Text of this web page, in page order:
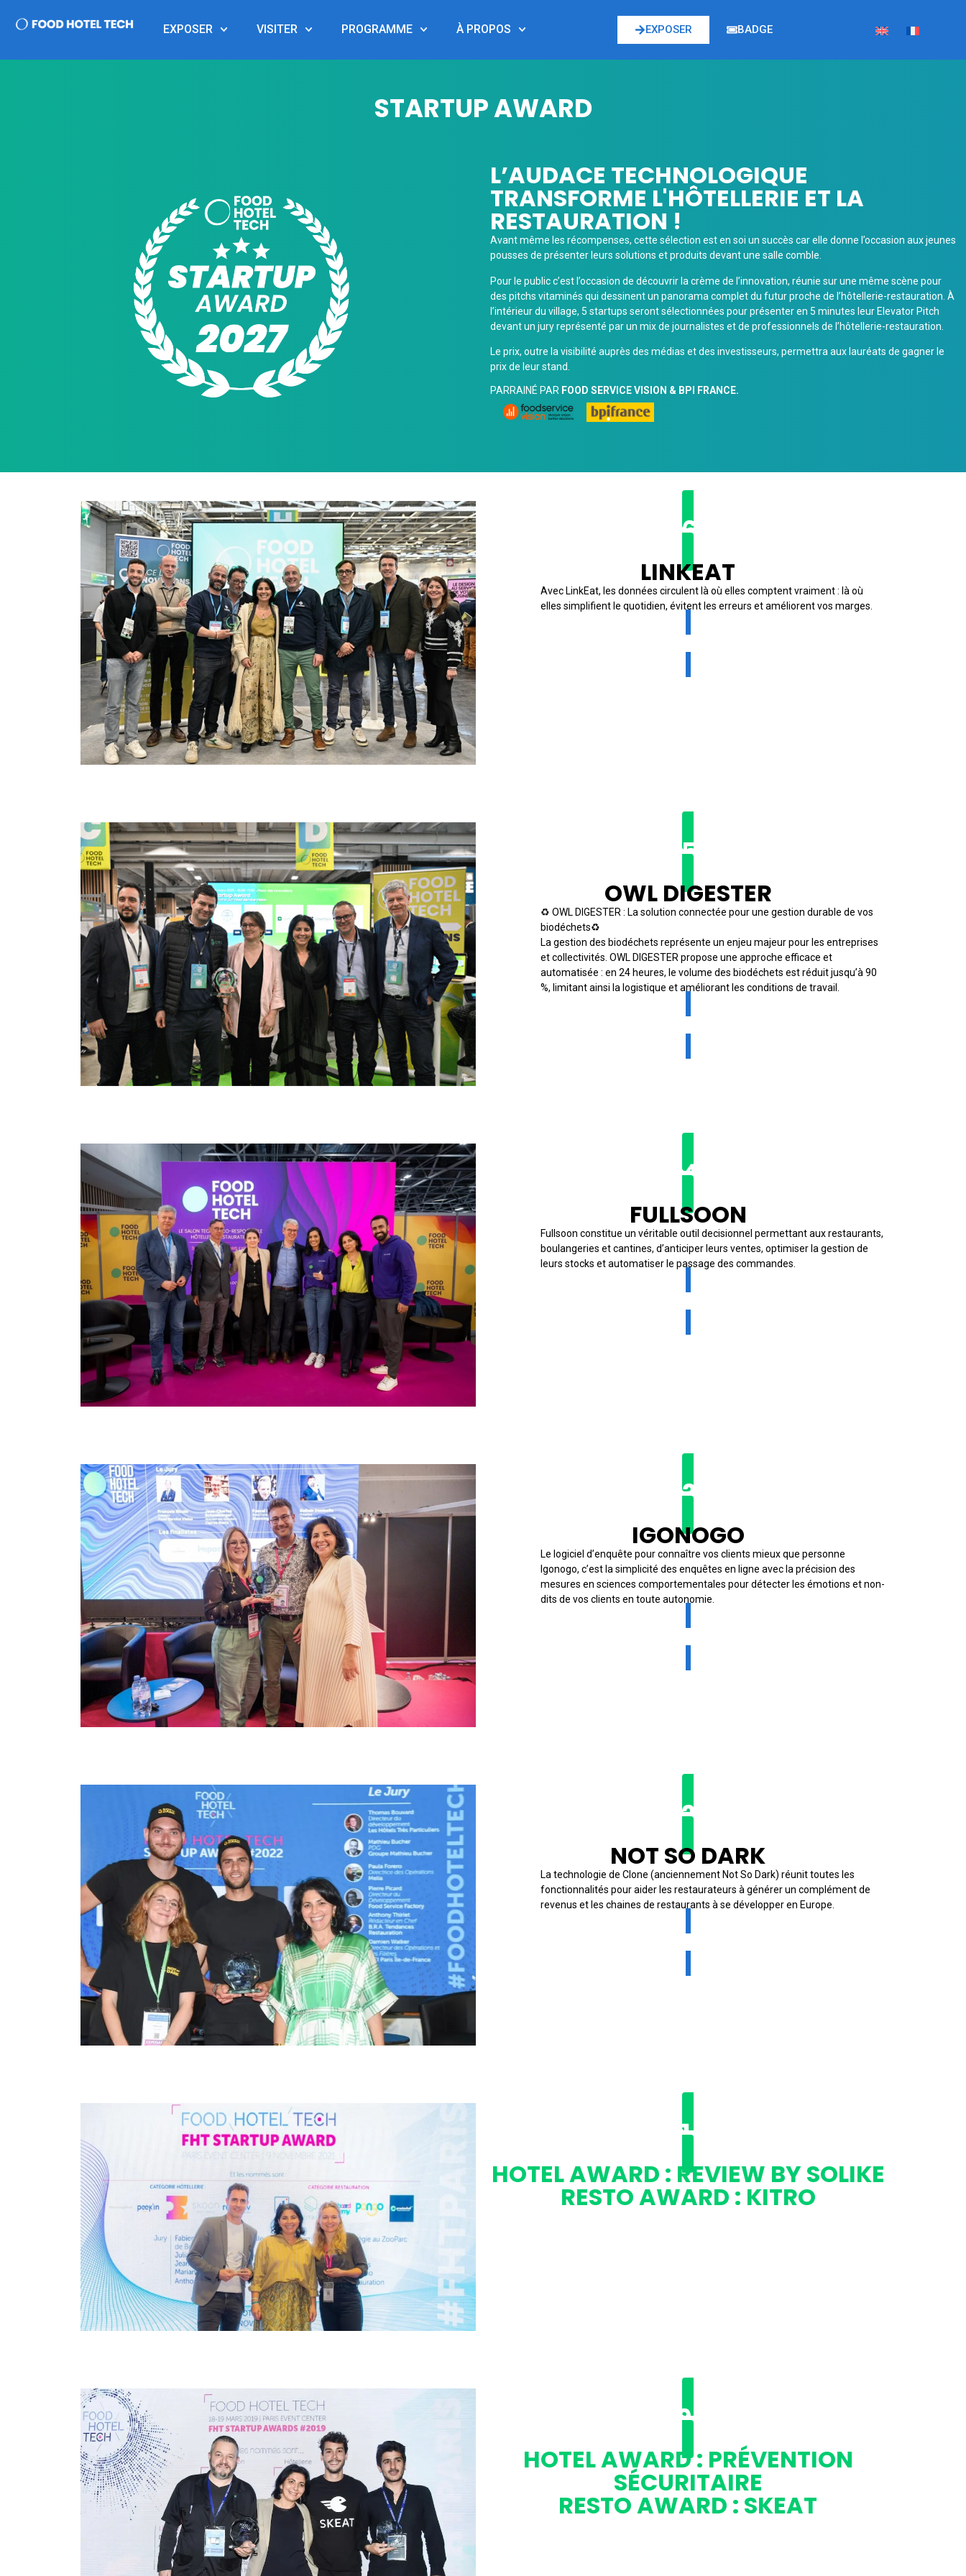
EXPOSER VISITER PROGRAMME À PROPOS EXPOSER BADGE
STARTUP AWARD
L’AUDACE TECHNOLOGIQUE
TRANSFORME L'HÔTELLERIE ET LA
RESTAURATION !
Avant même les récompenses, cette sélection est en soi un succès car elle donne l’occasion aux jeunes
pousses de présenter leurs solutions et produits devant une salle comble.
Pour le public c’est l’occasion de découvrir la crème de l’innovation, réunie sur une même scène pour
des pitchs vitaminés qui dessinent un panorama complet du futur proche de l’hôtellerie-restauration. À
l’intérieur du village, 5 startups seront sélectionnées pour présenter en 5 minutes leur Elevator Pitch
devant un jury représenté par un mix de journalistes et de professionnels de l’hôtellerie-restauration.
Le prix, outre la visibilité auprès des médias et des investisseurs, permettra aux lauréats de gagner le
prix de leur stand.
PARRAINÉ PAR FOOD SERVICE VISION & BPI FRANCE.
★ LAURÉAT 2026 ★
LINKEAT
Avec LinkEat, les données circulent là où elles comptent vraiment : là où
elles simplifient le quotidien, évitent les erreurs et améliorent vos marges.
★ LAURÉAT 2025 ★
OWL DIGESTER
♻️ OWL DIGESTER : La solution connectée pour une gestion durable de vos
biodéchets♻️
La gestion des biodéchets représente un enjeu majeur pour les entreprises
et collectivités. OWL DIGESTER propose une approche efficace et
automatisée : en 24 heures, le volume des biodéchets est réduit jusqu’à 90
%, limitant ainsi la logistique et améliorant les conditions de travail.
★ LAURÉAT 2024 ★
FULLSOON
Fullsoon constitue un véritable outil decisionnel permettant aux restaurants,
boulangeries et cantines, d’anticiper leurs ventes, optimiser la gestion de
leurs stocks et automatiser le passage des commandes.
★ LAURÉAT 2023 ★
IGONOGO
Le logiciel d’enquête pour connaître vos clients mieux que personne
Igonogo, c’est la simplicité des enquêtes en ligne avec la précision des
mesures en sciences comportementales pour détecter les émotions et non-
dits de vos clients en toute autonomie.
★ LAURÉAT 2022 ★
NOT SO DARK
La technologie de Clone (anciennement Not So Dark) réunit toutes les
fonctionnalités pour aider les restaurateurs à générer un complément de
revenus et les chaines de restaurants à se développer en Europe.
★ LAURÉAT 2021 ★
HOTEL AWARD : REVIEW BY SOLIKE
RESTO AWARD : KITRO
★ LAURÉAT 2019 ★
HOTEL AWARD : PRÉVENTION
SÉCURITAIRE
RESTO AWARD : SKEAT